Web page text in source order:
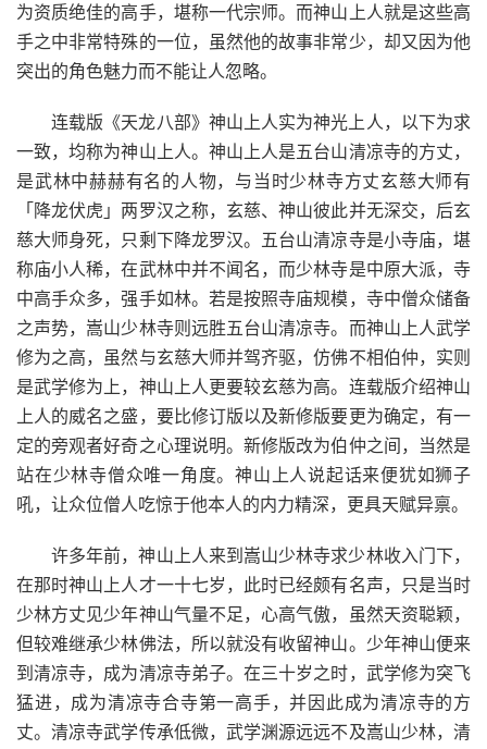
为资质绝佳的高手，堪称一代宗师。而神山上人就是这些高
手之中非常特殊的一位，虽然他的故事非常少，却又因为他
突出的角色魅力而不能让人忽略。
连载版《天龙八部》神山上人实为神光上人，以下为求
一致，均称为神山上人。神山上人是五台山清凉寺的方丈，
是武林中赫赫有名的人物，与当时少林寺方丈玄慈大师有
「降龙伏虎」两罗汉之称，玄慈、神山彼此并无深交，后玄
慈大师身死，只剩下降龙罗汉。五台山清凉寺是小寺庙，堪
称庙小人稀，在武林中并不闻名，而少林寺是中原大派，寺
中高手众多，强手如林。若是按照寺庙规模，寺中僧众储备
之声势，嵩山少林寺则远胜五台山清凉寺。而神山上人武学
修为之高，虽然与玄慈大师并驾齐驱，仿佛不相伯仲，实则
是武学修为上，神山上人更要较玄慈为高。连载版介绍神山
上人的威名之盛，要比修订版以及新修版要更为确定，有一
定的旁观者好奇之心理说明。新修版改为伯仲之间，当然是
站在少林寺僧众唯一角度。神山上人说起话来便犹如狮子
吼，让众位僧人吃惊于他本人的内力精深，更具天赋异禀。
许多年前，神山上人来到嵩山少林寺求少林收入门下，
在那时神山上人才一十七岁，此时已经颇有名声，只是当时
少林方丈见少年神山气量不足，心高气傲，虽然天资聪颖，
但较难继承少林佛法，所以就没有收留神山。少年神山便来
到清凉寺，成为清凉寺弟子。在三十岁之时，武学修为突飞
猛进，成为清凉寺合寺第一高手，并因此成为清凉寺的方
丈。清凉寺武学传承低微，武学渊源远远不及嵩山少林，清